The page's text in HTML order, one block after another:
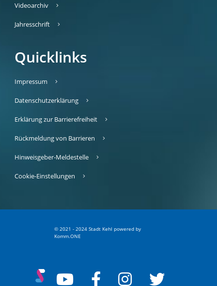
Videoarchiv
Jahresschrift
Quicklinks
Impressum
Datenschutzerklärung
Erklärung zur Barrierefreiheit
Rückmeldung von Barrieren
Hinweisgeber-Meldestelle
Cookie-Einstellungen
© 2021 - 2024 Stadt Kehl powered by
Komm.ONE